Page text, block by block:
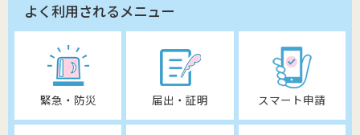
よく利用されるメニュー
緊急・防災 届出・証明 スマート申請